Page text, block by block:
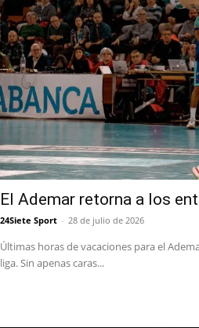
El Ademar retorna a los
24Siete Sport - 28 de julio de 2026
Últimas horas de vacaciones para el
liga. Sin apenas caras...